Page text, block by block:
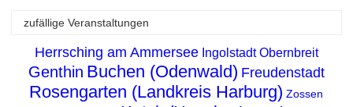
zufällige Veranstaltungen
Herrsching am Ammersee Ingolstadt Obernbreit
Genthin Buchen (Odenwald) Freudenstadt
Rosengarten (Landkreis Harburg) Zossen